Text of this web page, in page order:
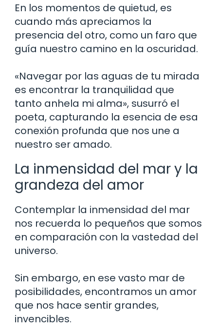
En los momentos de quietud, es
cuando más apreciamos la
presencia del otro, como un faro que
guía nuestro camino en la oscuridad.
«Navegar por las aguas de tu mirada
es encontrar la tranquilidad que
tanto anhela mi alma», susurró el
poeta, capturando la esencia de esa
conexión profunda que nos une a
nuestro ser amado.
La inmensidad del mar y la
grandeza del amor
Contemplar la inmensidad del mar
nos recuerda lo pequeños que somos
en comparación con la vastedad del
universo.
Sin embargo, en ese vasto mar de
posibilidades, encontramos un amor
que nos hace sentir grandes,
invencibles.